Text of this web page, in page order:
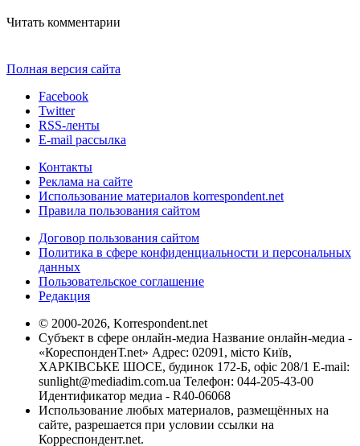
Читать комментарии
Полная версия сайта
Facebook
Twitter
RSS-ленты
E-mail рассылка
Контакты
Реклама на сайте
Использование материалов korrespondent.net
Правила пользования сайтом
Договор пользования сайтом
Политика в сфере конфиденциальности и персональных
данных
Пользовательское соглашение
Редакция
© 2000-2026, Korrespondent.net
Субъект в сфере онлайн-медиа Название онлайн-медиа -
«КореспонденТ.net» Адрес: 02091, місто Київ,
ХАРКІВСЬКЕ ШОСЕ, будинок 172-Б, офіс 208/1 E-mail:
sunlight@mediadim.com.ua Телефон: 044-205-43-00
Идентификатор медиа - R40-06068
Использование любых материалов, размещённых на
сайте, разрешается при условии ссылки на
Корреспондент.net.